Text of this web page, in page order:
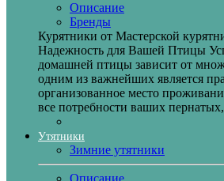
Описание
Бренды
Курятники от Мастерской
Надежность для Вашей Птицы
домашней птицы зависит от
одним из важнейших является
организованное место
все потребности ваших
Утятники
Зимние утятники
Описание